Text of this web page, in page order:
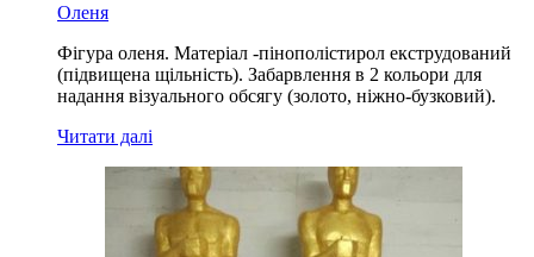
Оленя
Фігура оленя. Матеріал -пінополістирол екструдований
(підвищена щільність). Забарвлення в 2 кольори для
надання візуального обсягу (золото, ніжно-бузковий).
Читати далі